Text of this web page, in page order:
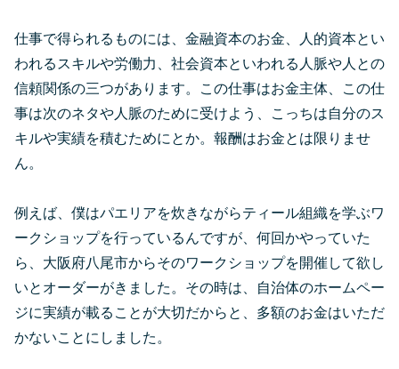
仕事で得られるものには、金融資本のお金、人的資本とい
われるスキルや労働力、社会資本といわれる人脈や人との
信頼関係の三つがあります。この仕事はお金主体、この仕
事は次のネタや人脈のために受けよう、こっちは自分のス
キルや実績を積むためにとか。報酬はお金とは限りませ
ん。
例えば、僕はパエリアを炊きながらティール組織を学ぶワ
ークショップを行っているんですが、何回かやっていた
ら、大阪府八尾市からそのワークショップを開催して欲し
いとオーダーがきました。その時は、自治体のホームペー
ジに実績が載ることが大切だからと、多額のお金はいただ
かないことにしました。